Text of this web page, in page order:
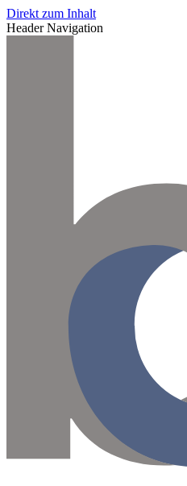
Direkt zum Inhalt
Header Navigation